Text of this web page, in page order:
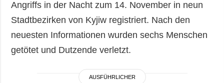
Angriffs in der Nacht zum 14. November in neun
Stadtbezirken von Kyjiw registriert. Nach den
neuesten Informationen wurden sechs Menschen
getötet und Dutzende verletzt.
AUSFÜHRLICHER